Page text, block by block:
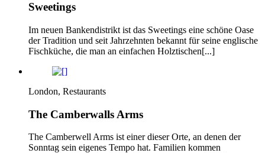
Sweetings
Im neuen Bankendistrikt ist das Sweetings eine schöne Oase
der Tradition und seit Jahrzehnten bekannt für seine englische
Fischküche, die man an einfachen Holztischen[...]
London, Restaurants
The Camberwalls Arms
The Camberwell Arms ist einer dieser Orte, an denen der
Sonntag sein eigenes Tempo hat. Familien kommen